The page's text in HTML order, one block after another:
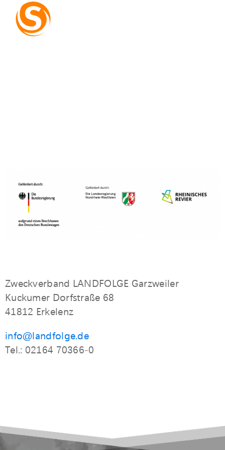
Zweckverband LANDFOLGE Garzweiler
Kuckumer Dorfstraße 68
41812 Erkelenz
info@landfolge.de
Tel.: 02164 70366-0